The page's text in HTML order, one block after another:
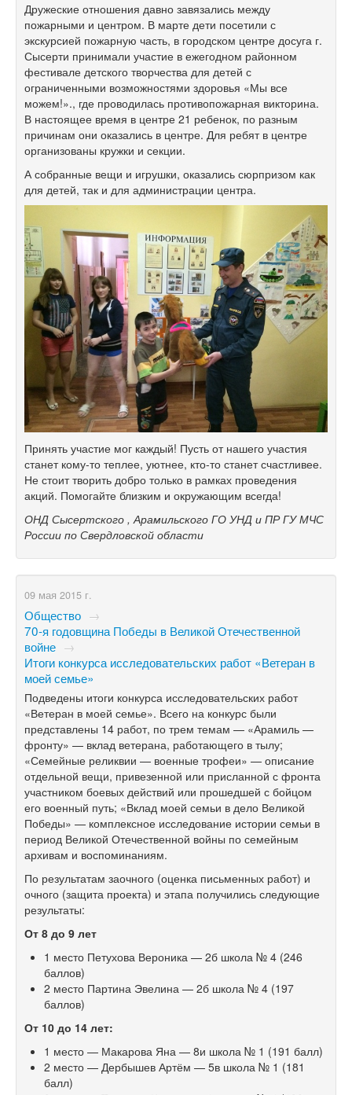
Дружеские отношения давно завязались между
пожарными и центром. В марте дети посетили с
экскурсией пожарную часть, в городском центре досуга г.
Сысерти принимали участие в ежегодном районном
фестивале детского творчества для детей с
ограниченными возможностями здоровья «Мы все
можем!»., где проводилась противопожарная викторина.
В настоящее время в центре 21 ребенок, по разным
причинам они оказались в центре. Для ребят в центре
организованы кружки и секции.
А собранные вещи и игрушки, оказались сюрпризом как
для детей, так и для администрации центра.
Принять участие мог каждый! Пусть от нашего участия
станет кому-то теплее, уютнее, кто-то станет счастливее.
Не стоит творить добро только в рамках проведения
акций. Помогайте близким и окружающим всегда!
ОНД Сысертского , Арамильского ГО УНД и ПР ГУ МЧС
России по Свердловской области
09 мая 2015 г.
Общество →
70-я годовщина Победы в Великой Отечественной
войне →
Итоги конкурса исследовательских работ «Ветеран в
моей семье»
Подведены итоги конкурса исследовательских работ
«Ветеран в моей семье». Всего на конкурс были
представлены 14 работ, по трем темам — «Арамиль —
фронту» — вклад ветерана, работающего в тылу;
«Семейные реликвии — военные трофеи» — описание
отдельной вещи, привезенной или присланной с фронта
участником боевых действий или прошедшей с бойцом
его военный путь; «Вклад моей семьи в дело Великой
Победы» — комплексное исследование истории семьи в
период Великой Отечественной войны по семейным
архивам и воспоминаниям.
По результатам заочного (оценка письменных работ) и
очного (защита проекта) и этапа получились следующие
результаты:
От 8 до 9 лет
1 место Петухова Вероника — 2б школа № 4 (246
баллов)
2 место Партина Эвелина — 2б школа № 4 (197
баллов)
От 10 до 14 лет:
1 место — Макарова Яна — 8и школа № 1 (191 балл)
2 место — Дербышев Артём — 5в школа № 1 (181
балл)